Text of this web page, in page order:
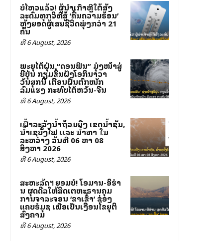
ບໍ່ໄຫວແລ້ວ! ຜູ້ນຳເກົາຫຼີໃຕ້ສັ່ງ
ລະດົມທຸກວິທີສູ້ ‘ຄື້ນຄວາມຮ້ອນ’
ຫຼັງຍອດຜູ້ເສຍຊີວິດພຸ່ງກວ່າ 21
ຄົນ
ທີ 6 August, 2026
ພະຍຸໄຕ້ຝຸ່ນ “ດອນຟິນ” ມຸ່ງໜ້າສູ່
ຍີ່ປຸ່ນ ກຽມຂຶ້ນຝັ່ງໂອກິນາວາ
ວັນສຸກນີ້ ເຕືອນຝົນຕົກໜັກ
ລົມແຮງ ກະທົບໄຕ້ຫວັນ-ຈີນ
ທີ 6 August, 2026
ເຝົ້າລະວັງນໍ້າຖ້ວມຍື່ງ ເຂດນໍ້າຊັນ,
ນໍ້າເຊບັັ້ງໄຟ ເເລະ ນໍ້າທາ ໃນ
ລະຫວ່າງ ວັນທີ 06 ຫາ 08
ສິງຫາ 2026
ທີ 6 August, 2026
ສະຫະລັດฯ ຍອມບໍ່! ໂອມານ-ອິຮ່າ
ນ ຜຸດດີລໃຫ້ສິດເຕຫະຣານຄຸມ
ການຈາລະຈອນ ‘ຂາເຂົ້າ’ ຊ່ອງ
ແຄບຮໍມຸຊ ເພື່ອເປັນເງື່ອນໄຂຍຸຕິ
ສົງຄາມ
ທີ 6 August, 2026